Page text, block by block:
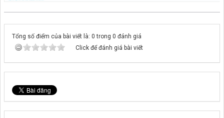
Tổng số điểm của bài viết là: 0 trong 0 đánh giá
Click để đánh giá bài viết